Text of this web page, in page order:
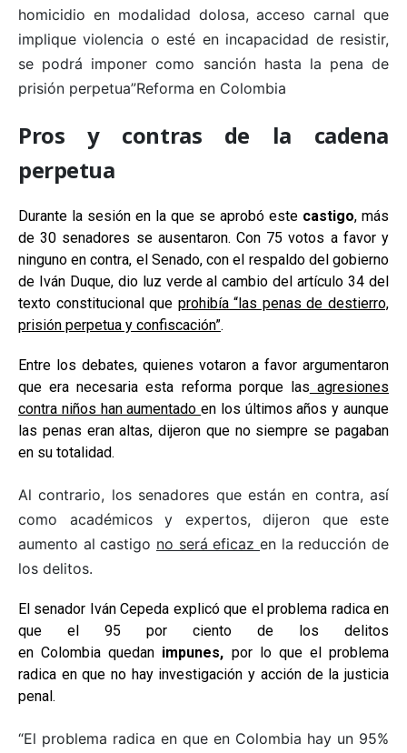
homicidio en modalidad dolosa, acceso carnal que
implique violencia o esté en incapacidad de resistir,
se podrá imponer como sanción hasta la pena de
prisión perpetua”Reforma en Colombia
Pros y contras de la cadena
perpetua
Durante la sesión en la que se aprobó este castigo, más
de 30 senadores se ausentaron. Con 75 votos a favor y
ninguno en contra, el Senado, con el respaldo del gobierno
de Iván Duque, dio luz verde al cambio del artículo 34 del
texto constitucional que prohibía “las penas de destierro,
prisión perpetua y confiscación”.
Entre los debates, quienes votaron a favor argumentaron
que era necesaria esta reforma porque las agresiones
contra niños han aumentadoen los últimos años y aunque
las penas eran altas, dijeron que no siempre se pagaban
en su totalidad.
Al contrario, los senadores que están en contra, así
como académicos y expertos, dijeron que este
aumento al castigo no será eficaz en la reducción de
los delitos.
El senador Iván Cepeda explicó que el problema radica en
que el 95 por ciento de los delitos
en Colombia quedan impunes, por lo que el problema
radica en que no hay investigación y acción de la justicia
penal.
“El problema radica en que en Colombia hay un 95%